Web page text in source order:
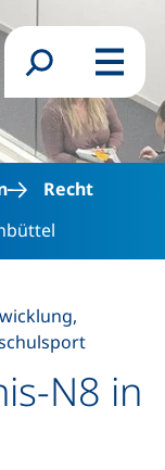
Inhalt
Suchformular
Menü
Recht
N8 in